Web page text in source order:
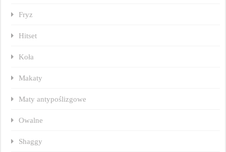
Fryz
Hitset
Koła
Makaty
Maty antypoślizgowe
Owalne
Shaggy